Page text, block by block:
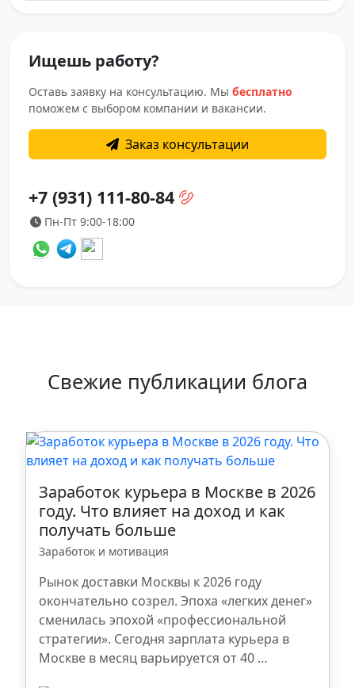
Ищешь работу?
Оставь заявку на консультацию. Мы бесплатно
поможем с выбором компании и вакансии.
Заказ консультации
+7 (931) 111-80-84
Пн-Пт 9:00-18:00
Свежие публикации блога
Заработок курьера в Москве в 2026
году. Что влияет на доход и как
получать больше
Заработок и мотивация
Рынок доставки Москвы к 2026 году
окончательно созрел. Эпоха «легких денег»
сменилась эпохой «профессиональной
стратегии». Сегодня зарплата курьера в
Москве в месяц варьируется от 40 …